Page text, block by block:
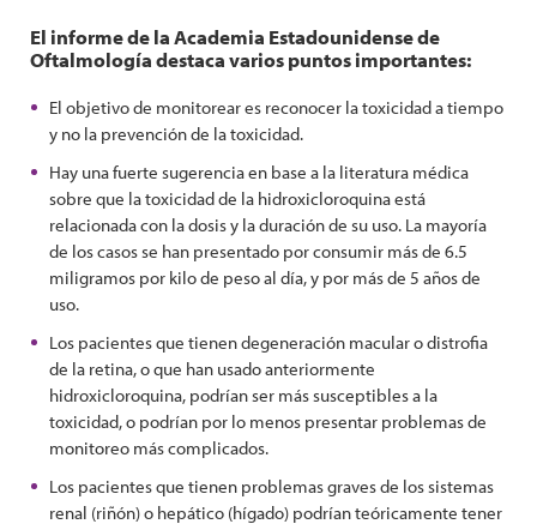
El informe de la Academia Estadounidense de
Oftalmología destaca varios puntos importantes:
El objetivo de monitorear es reconocer la toxicidad a tiempo
y no la prevención de la toxicidad.
Hay una fuerte sugerencia en base a la literatura médica
sobre que la toxicidad de la hidroxicloroquina está
relacionada con la dosis y la duración de su uso. La mayoría
de los casos se han presentado por consumir más de 6.5
miligramos por kilo de peso al día, y por más de 5 años de
uso.
Los pacientes que tienen degeneración macular o distrofia
de la retina, o que han usado anteriormente
hidroxicloroquina, podrían ser más susceptibles a la
toxicidad, o podrían por lo menos presentar problemas de
monitoreo más complicados.
Los pacientes que tienen problemas graves de los sistemas
renal (riñón) o hepático (hígado) podrían teóricamente tener